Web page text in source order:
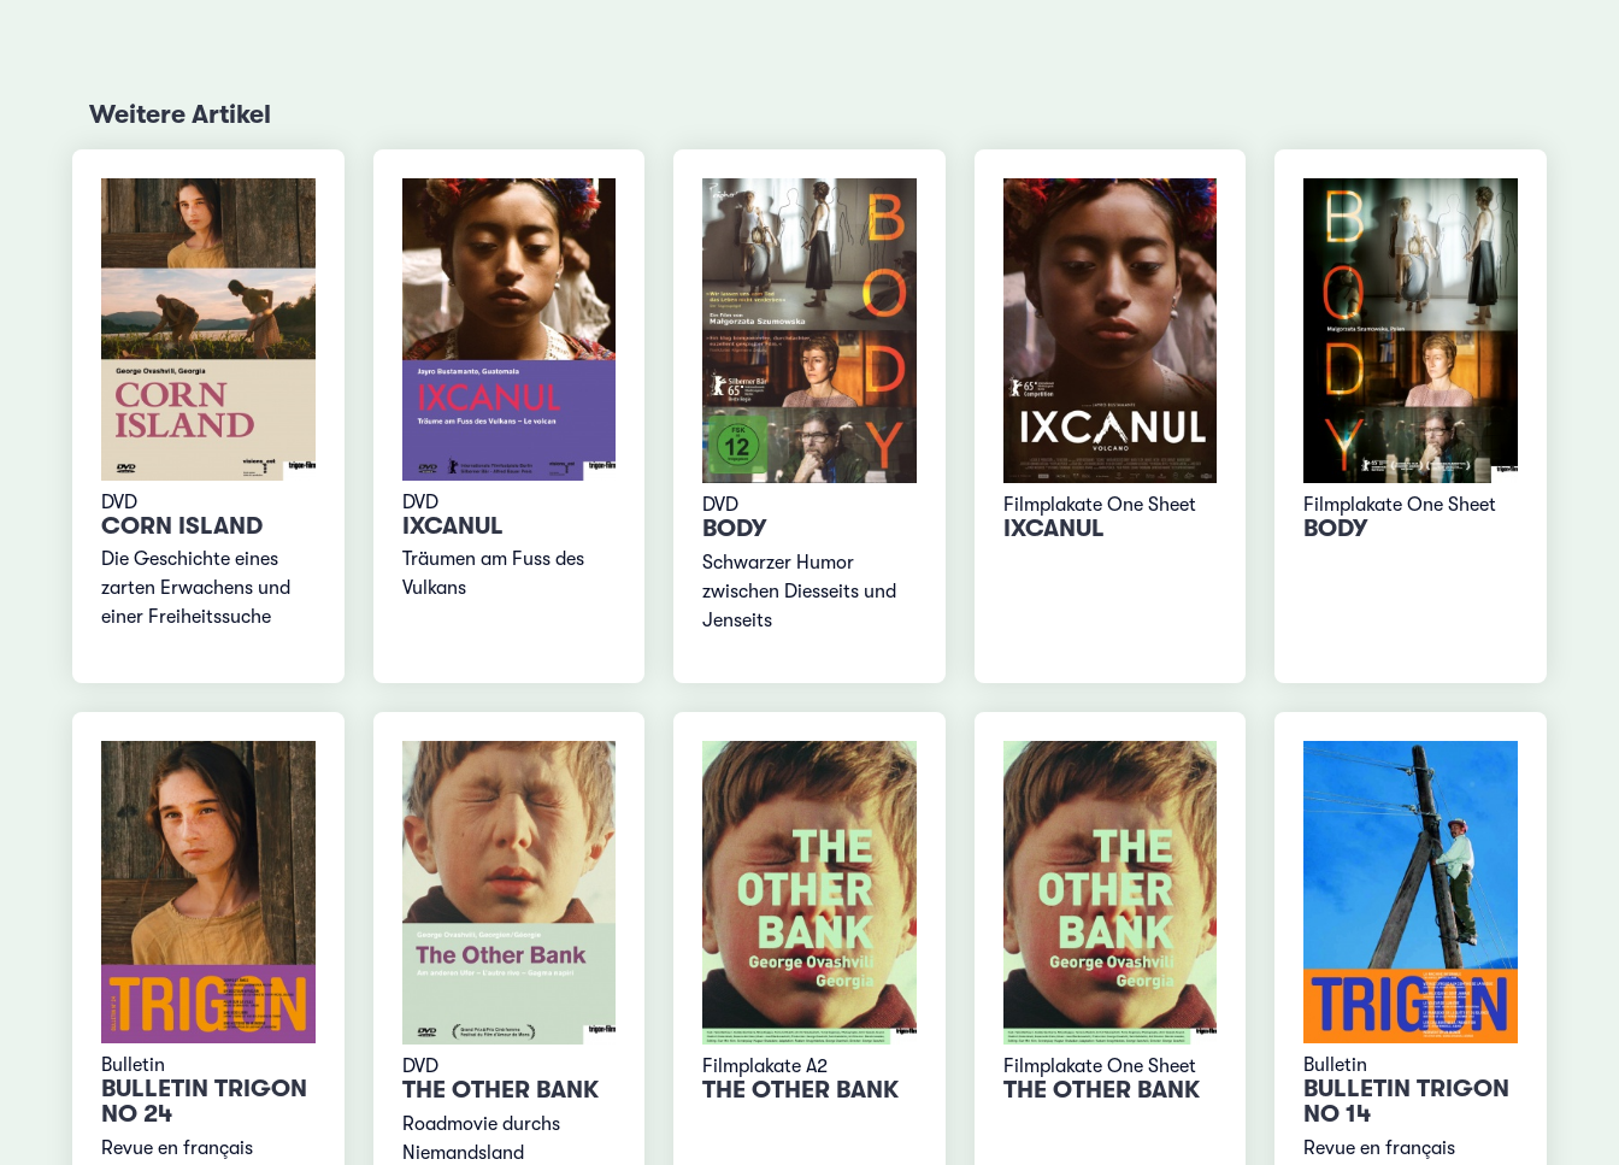
Weitere Artikel
DVD
CORN ISLAND
Die Geschichte eines
zarten Erwachens und
einer Freiheitssuche
DVD
IXCANUL
Träumen am Fuss des
Vulkans
DVD
BODY
Schwarzer Humor
zwischen Diesseits und
Jenseits
Filmplakate One Sheet
IXCANUL
Filmplakate One Sheet
BODY
Bulletin
BULLETIN TRIGON
NO 24
Revue en français
DVD
THE OTHER BANK
Roadmovie durchs
Niemandsland
Filmplakate A2
THE OTHER BANK
Filmplakate One Sheet
THE OTHER BANK
Bulletin
BULLETIN TRIGON
NO 14
Revue en français